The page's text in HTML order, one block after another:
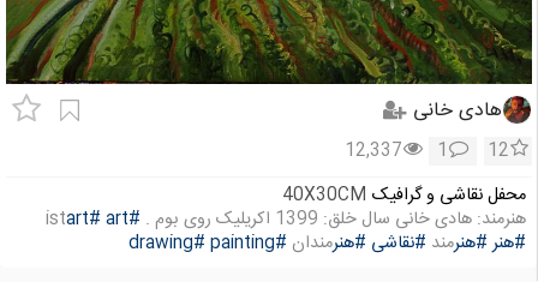
هادی خانی
12
1
12,337
محفل نقاشی و گرافیک 40X30CM
هنرمند: هادی خانی سال خلق: 1399 اکریلیک روی بوم .
#art
#art
ist
#هنر #هنرمند #نقاشی #هنرمندان #painting
#drawing